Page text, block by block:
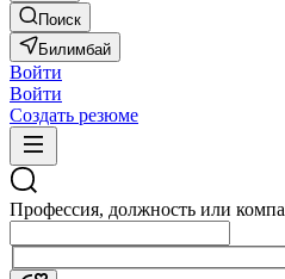
Поиск
Билимбай
Войти
Войти
Создать резюме
Профессия, должность или